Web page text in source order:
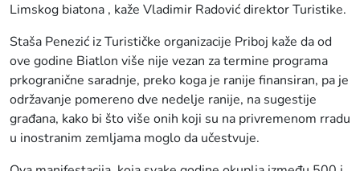
Limskog biatona , kaže Vladimir Radović direktor Turistike.
Staša Penezić iz Turističke organizacije Priboj kaže da od
ove godine Biatlon više nije vezan za termine programa
prkogranične saradnje, preko koga je ranije finansiran, pa je
održavanje pomereno dve nedelje ranije, na sugestije
građana, kako bi što više onih koji su na privremenom rradu
u inostranim zemljama moglo da učestvuje.